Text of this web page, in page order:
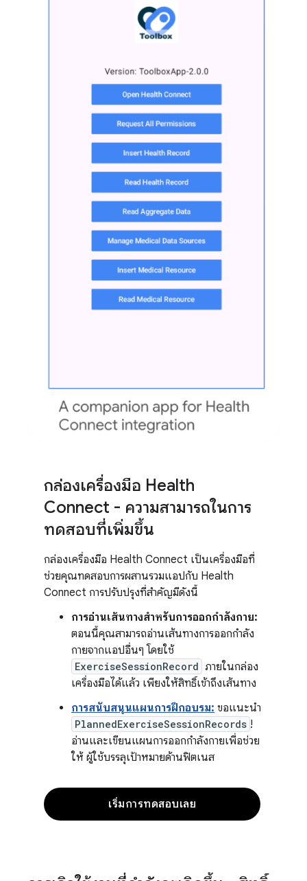
กล่องเครื่องมือ Health
Connect - ความสามารถในการ
ทดสอบที่เพิ่มขึ้น
กล่องเครื่องมือ Health Connect เป็นเครื่องมือที่
ช่วยคุณทดสอบการผสานรวมแอปกับ Health
Connect การปรับปรุงที่สำคัญมีดังนี้
การอ่านเส้นทางสำหรับการออกกำลังกาย:
ตอนนี้คุณสามารถอ่านเส้นทางการออกกำลัง
กายจากแอปอื่นๆ โดยใช้
ExerciseSessionRecord ภายในกล่อง
เครื่องมือได้แล้ว เพียงให้สิทธิ์เข้าถึงเส้นทาง
การสนับสนุนแผนการฝึกอบรม: ขอแนะนำ
PlannedExerciseSessionRecords !
อ่านและเขียนแผนการออกกำลังกายเพื่อช่วย
ให้ ผู้ใช้บรรลุเป้าหมายด้านฟิตเนส
เริ่มการทดสอบเลย